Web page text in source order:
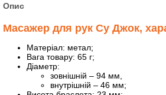
Опис
Масажер для рук Су Джок,
Матеріал: метал;
Вага товару: 65 г;
Діаметр:
зовнішній – 94 мм,
внутрішній – 46 мм;